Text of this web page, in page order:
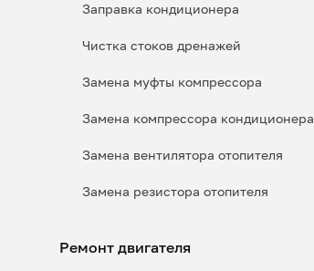
Заправка кондиционера
Чистка стоков дренажей
Замена муфты компрессора
Замена компрессора кондиционера
Замена вентилятора отопителя
Замена резистора отопителя
Ремонт двигателя